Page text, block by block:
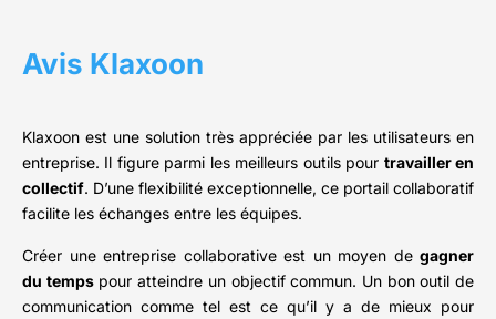
Avis Klaxoon
Klaxoon est une solution très appréciée par les utilisateurs en
entreprise. Il figure parmi les meilleurs outils pour travailler en
collectif. D’une flexibilité exceptionnelle, ce portail collaboratif
facilite les échanges entre les équipes.
Créer une entreprise collaborative est un moyen de gagner
du tempspour atteindre un objectif commun. Un bon outil de
communication comme tel est ce qu’il y a de mieux pour